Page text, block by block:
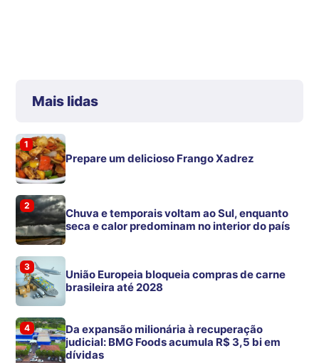
Mais lidas
1
Prepare um delicioso Frango Xadrez
2
Chuva e temporais voltam ao Sul, enquanto
seca e calor predominam no interior do país
3
União Europeia bloqueia compras de carne
brasileira até 2028
4
Da expansão milionária à recuperação
judicial: BMG Foods acumula R$ 3,5 bi em
dívidas